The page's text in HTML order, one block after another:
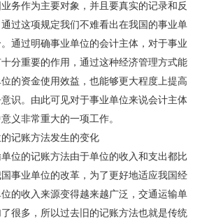
务作为主要对象，并且要真实的记录和反
过这项规定我们不难看出在我国的事业单
通过明确事业单位的会计主体，对于事业
分重要的作用，通过这种经济管理方式能
的资金使用效益，也能够更大程度上提高
识。由此可见对于事业单位来说会计主体
义非常重大的一项工作。
记账方法发生的变化
的记账方法由于单位的收入和支出都比
事业单位的改革，为了更好地适应我国经
的收入来源变得越来越广泛，交通运输单
很多，所以过去旧的记账方法也就是传统